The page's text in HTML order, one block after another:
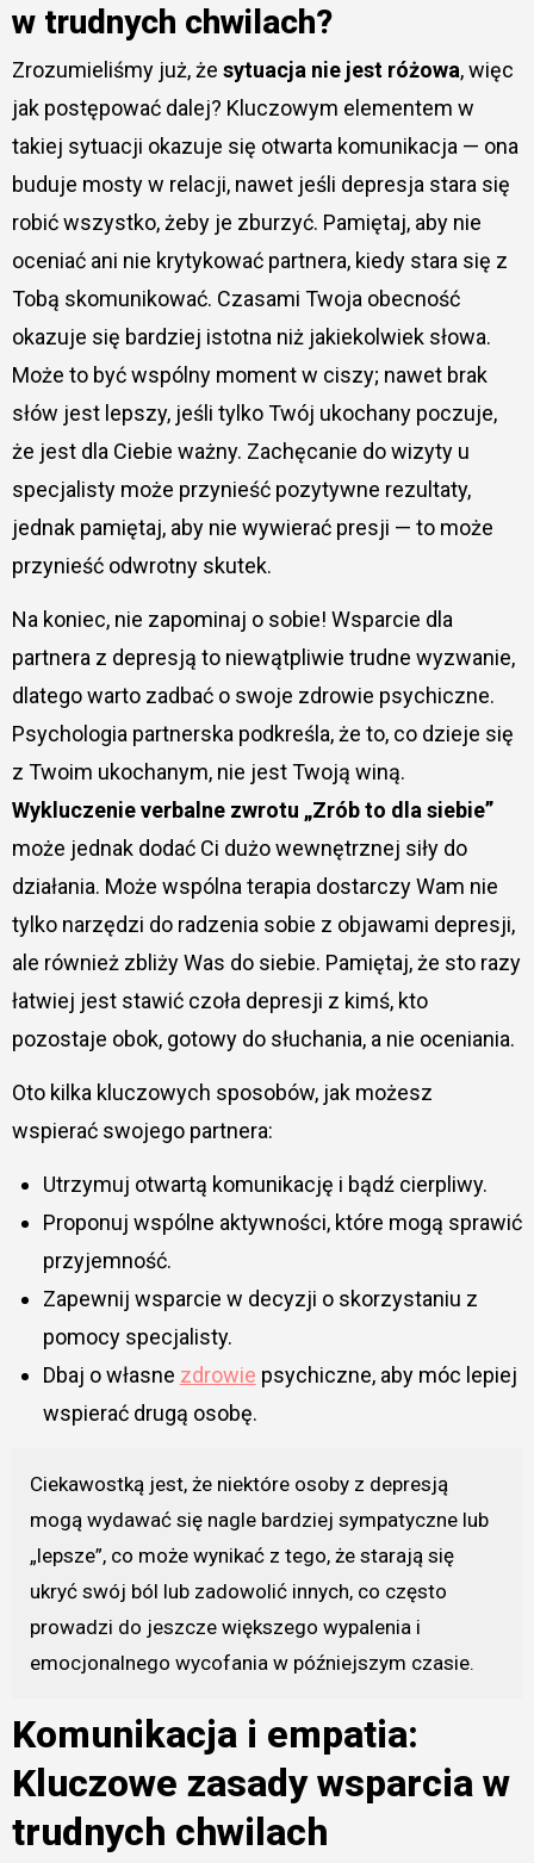
w trudnych chwilach?
Zrozumieliśmy już, że sytuacja nie jest różowa, więc
jak postępować dalej? Kluczowym elementem w
takiej sytuacji okazuje się otwarta komunikacja — ona
buduje mosty w relacji, nawet jeśli depresja stara się
robić wszystko, żeby je zburzyć. Pamiętaj, aby nie
oceniać ani nie krytykować partnera, kiedy stara się z
Tobą skomunikować. Czasami Twoja obecność
okazuje się bardziej istotna niż jakiekolwiek słowa.
Może to być wspólny moment w ciszy; nawet brak
słów jest lepszy, jeśli tylko Twój ukochany poczuje,
że jest dla Ciebie ważny. Zachęcanie do wizyty u
specjalisty może przynieść pozytywne rezultaty,
jednak pamiętaj, aby nie wywierać presji — to może
przynieść odwrotny skutek.
Na koniec, nie zapominaj o sobie! Wsparcie dla
partnera z depresją to niewątpliwie trudne wyzwanie,
dlatego warto zadbać o swoje zdrowie psychiczne.
Psychologia partnerska podkreśla, że to, co dzieje się
z Twoim ukochanym, nie jest Twoją winą.
Wykluczenie verbalne zwrotu „Zrób to dla siebie”
może jednak dodać Ci dużo wewnętrznej siły do
działania. Może wspólna terapia dostarczy Wam nie
tylko narzędzi do radzenia sobie z objawami depresji,
ale również zbliży Was do siebie. Pamiętaj, że sto razy
łatwiej jest stawić czoła depresji z kimś, kto
pozostaje obok, gotowy do słuchania, a nie oceniania.
Oto kilka kluczowych sposobów, jak możesz
wspierać swojego partnera:
Utrzymuj otwartą komunikację i bądź cierpliwy.
Proponuj wspólne aktywności, które mogą sprawić
przyjemność.
Zapewnij wsparcie w decyzji o skorzystaniu z
pomocy specjalisty.
Dbaj o własne zdrowie psychiczne, aby móc lepiej
wspierać drugą osobę.
Ciekawostką jest, że niektóre osoby z depresją
mogą wydawać się nagle bardziej sympatyczne lub
„lepsze”, co może wynikać z tego, że starają się
ukryć swój ból lub zadowolić innych, co często
prowadzi do jeszcze większego wypalenia i
emocjonalnego wycofania w późniejszym czasie.
Komunikacja i empatia:
Kluczowe zasady wsparcia w
trudnych chwilach